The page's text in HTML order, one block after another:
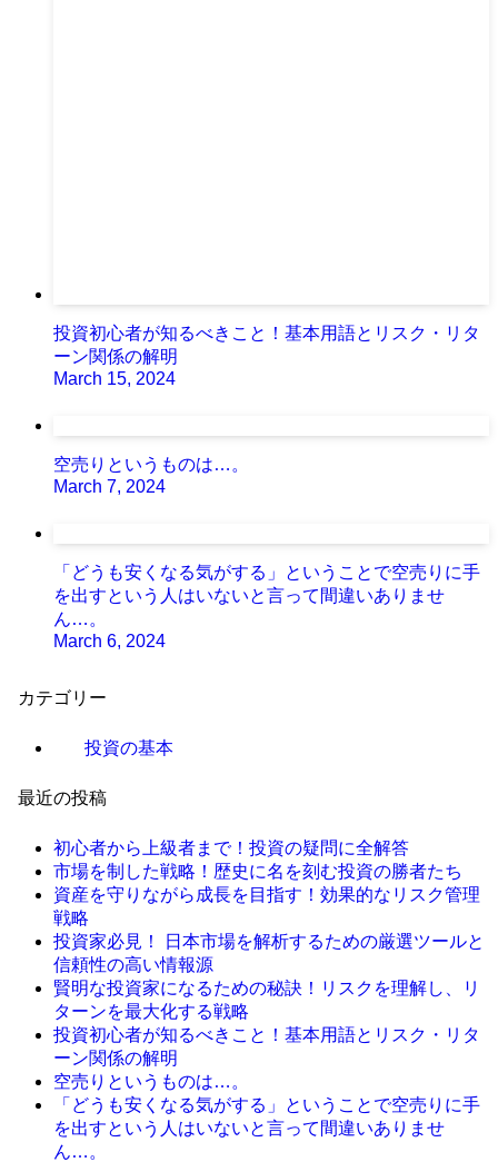
投資初心者が知るべきこと！基本用語とリスク・リタ
ーン関係の解明
March 15, 2024
空売りというものは…。
March 7, 2024
「どうも安くなる気がする」ということで空売りに手
を出すという人はいないと言って間違いありませ
ん…。
March 6, 2024
カテゴリー
投資の基本
最近の投稿
初心者から上級者まで！投資の疑問に全解答
市場を制した戦略！歴史に名を刻む投資の勝者たち
資産を守りながら成長を目指す！効果的なリスク管理
戦略
投資家必見！ 日本市場を解析するための厳選ツールと
信頼性の高い情報源
賢明な投資家になるための秘訣！リスクを理解し、リ
ターンを最大化する戦略
投資初心者が知るべきこと！基本用語とリスク・リタ
ーン関係の解明
空売りというものは…。
「どうも安くなる気がする」ということで空売りに手
を出すという人はいないと言って間違いありませ
ん…。